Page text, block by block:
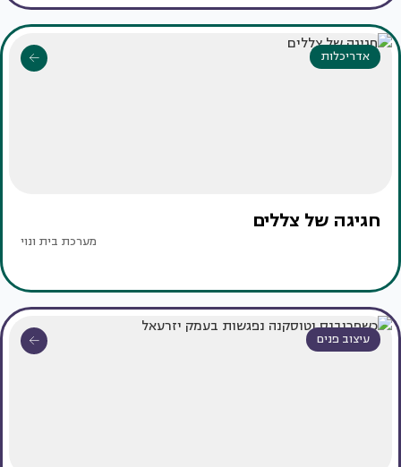
אדריכלות
חגיגה של צללים
מערכת בית ונוי
עיצוב פנים